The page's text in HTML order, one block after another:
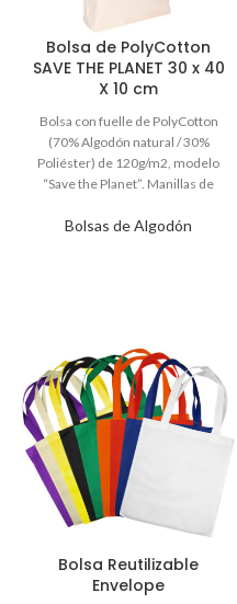
Bolsa de PolyCotton
SAVE THE PLANET 30 x 40
X 10 cm
Bolsas de Algodón
Bolsa Reutilizable
Envelope